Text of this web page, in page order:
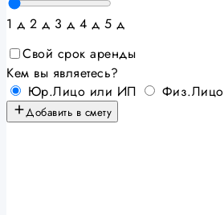
1 д 2 д 3 д 4 д 5 д
Свой срок аренды
Кем вы являетесь?
Юр.Лицо или ИП
Физ.Лицо
Добавить в смету